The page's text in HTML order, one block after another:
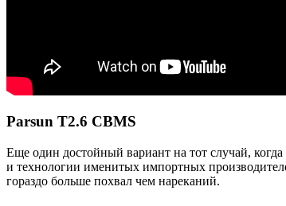
Parsun T2.6 CBMS
Еще один достойный вариант на тот случай,
и технологии именитых импортных
гораздо больше похвал чем нареканий.